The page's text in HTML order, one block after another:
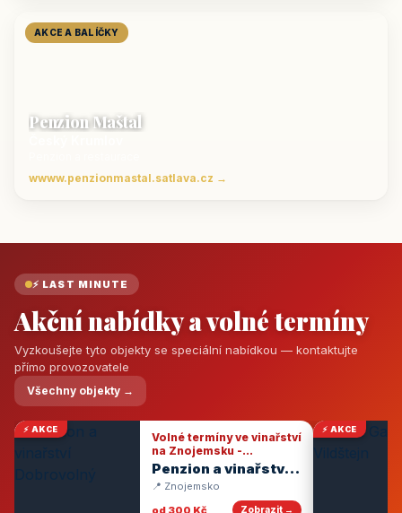
AKCE A BALÍČKY
Penzion Maštal
wwww.penzionmastal.satlava.cz →
⚡ LAST MINUTE
Akční nabídky a volné termíny
Vyzkoušejte tyto objekty se speciální nabídkou — kontaktujte
přímo provozovatele
Všechny objekty →
⚡ AKCE
Volné termíny ve vinařství
na Znojemsku -
degustace vín
Penzion a vinařství
Dobrovolný
📍 Znojemsko
od 300 Kč
Zobrazit →
⚡ AKCE